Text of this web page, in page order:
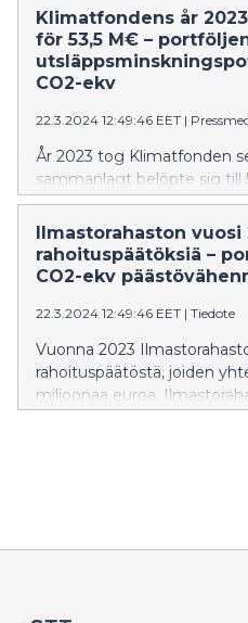
intensive freight industry,
powered by renewable
the way to emissions
Klimatfondens år
för 53,5 M€ –
CO2-ekv
22.3.2024 12:49:46 EET |
År 2023 tog Klimatfonden
sammanlagt belöpte sig till
Klimatfonden reviderade
beslutade
finansieringsportföljens
beräknas till hela 270 Mt
Ilmastorahaston vuosi
rahoituspäätöksiä –
CO2-ekv
22.3.2024 12:49:46 EET | Tiedote
Vuonna 2023
rahoituspäätöstä, joiden
miljoonaa euroa.